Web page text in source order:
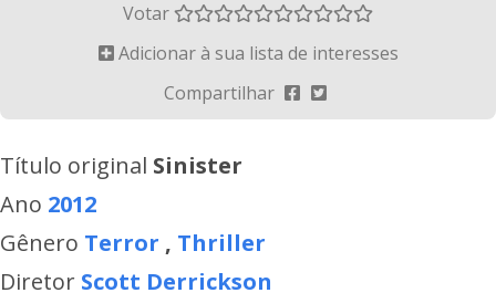
Votar
Adicionar à sua lista de interesses
Compartilhar
Título original Sinister
Ano 2012
Gênero Terror , Thriller
Diretor Scott Derrickson